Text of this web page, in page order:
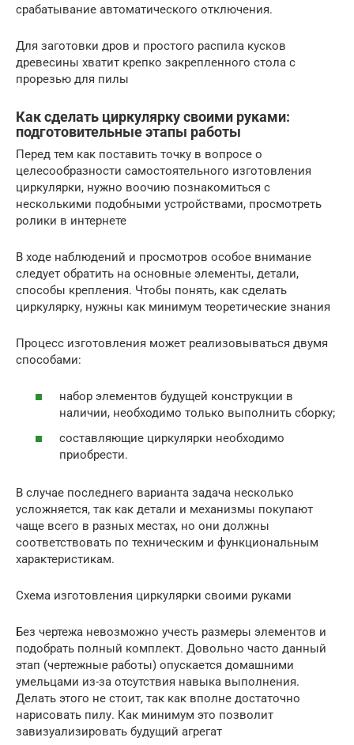
срабатывание автоматического отключения.
Для заготовки дров и простого распила кусков
древесины хватит крепко закрепленного стола с
прорезью для пилы
Как сделать циркулярку своими руками:
подготовительные этапы работы
Перед тем как поставить точку в вопросе о
целесообразности самостоятельного изготовления
циркулярки, нужно воочию познакомиться с
несколькими подобными устройствами, просмотреть
ролики в интернете
В ходе наблюдений и просмотров особое внимание
следует обратить на основные элементы, детали,
способы крепления. Чтобы понять, как сделать
циркулярку, нужны как минимум теоретические знания
Процесс изготовления может реализовываться двумя
способами:
набор элементов будущей конструкции в
наличии, необходимо только выполнить сборку;
составляющие циркулярки необходимо
приобрести.
В случае последнего варианта задача несколько
усложняется, так как детали и механизмы покупают
чаще всего в разных местах, но они должны
соответствовать по техническим и функциональным
характеристикам.
Схема изготовления циркулярки своими руками
Без чертежа невозможно учесть размеры элементов и
подобрать полный комплект. Довольно часто данный
этап (чертежные работы) опускается домашними
умельцами из-за отсутствия навыка выполнения.
Делать этого не стоит, так как вполне достаточно
нарисовать пилу. Как минимум это позволит
завизуализировать будущий агрегат